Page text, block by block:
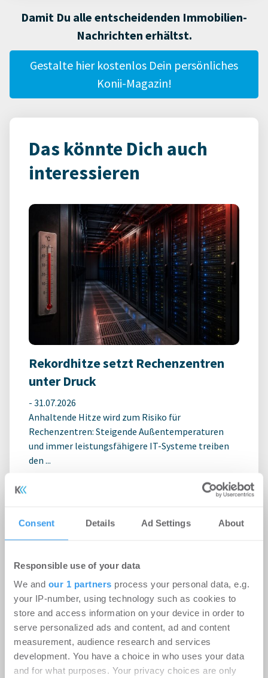
Consent Details Ad Settings About
Responsible use of your data
We and our 1 partners process your personal data, e.g.
your IP-number, using technology such as cookies to
store and access information on your device in order to
serve personalized ads and content, ad and content
measurement, audience research and services
development. You have a choice in who uses your data
and for what purposes. Your privacy choices are only
Damit Du alle entscheidenden Immobilien-
Nachrichten erhältst.
Gestalte hier kostenlos Dein persönliches
Konii-Magazin!
Das könnte Dich auch
interessieren
Rekordhitze setzt Rechenzentren
unter Druck
- 31.07.2026
Anhaltende Hitze wird zum Risiko für
Rechenzentren: Steigende Außentemperaturen
und immer leistungsfähigere IT-Systeme treiben
den ...
2026 – Bewerbung bis 2. August
möglich – Bundesbauministerin
Verena Hubertz abermals
Schirmherrin
- 08.07.2026
Login für den ganzen Artikel Wenn noch nicht
registriert, erstellen Sie sich jetzt Ihren
kostenlosen Account, um auf die neusten ...